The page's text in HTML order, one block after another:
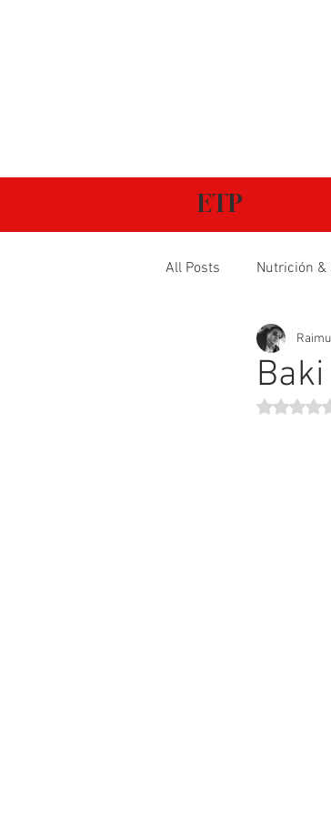
ETP
All Posts Nutrición &